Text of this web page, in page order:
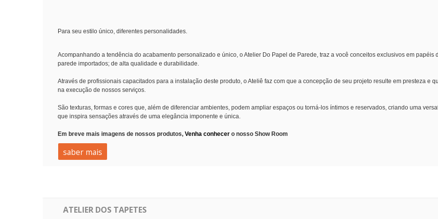
Para seu estilo único, diferentes personalidades.
Acompanhando a tendência do acabamento personalizado e único, o Atelier Do Papel de Parede, traz a você conceitos exclusivos em papéis
parede importados; de alta qualidade e durabilidade.
Através de profissionais capacitados para a instalação deste produto, o Ateliê faz com que a concepção de seu projeto resulte em presteza e
na execução de nossos serviços.
São texturas, formas e cores que, além de diferenciar ambientes, podem ampliar espaços ou torná-los íntimos e reservados, criando uma
que inspira sensações através de uma elegância imponente e única.
Em breve mais imagens de nossos produtos, Venha conhecer o nosso Show Room
saber mais
ATELIER DOS TAPETES